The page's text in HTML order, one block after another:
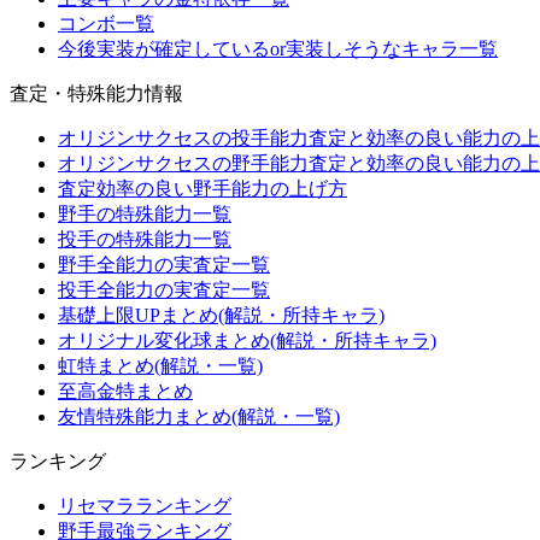
コンボ一覧
今後実装が確定しているor実装しそうなキャラ一覧
査定・特殊能力情報
オリジンサクセスの投手能力査定と効率の良い能力の
オリジンサクセスの野手能力査定と効率の良い能力の
査定効率の良い野手能力の上げ方
野手の特殊能力一覧
投手の特殊能力一覧
野手全能力の実査定一覧
投手全能力の実査定一覧
基礎上限UPまとめ(解説・所持キャラ)
オリジナル変化球まとめ(解説・所持キャラ)
虹特まとめ(解説・一覧)
至高金特まとめ
友情特殊能力まとめ(解説・一覧)
ランキング
リセマラランキング
野手最強ランキング